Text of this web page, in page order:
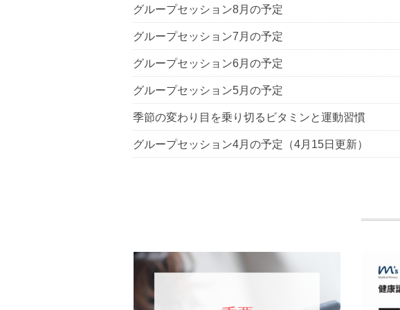
グループセッション8月の予定
グループセッション7月の予定
グループセッション6月の予定
グループセッション5月の予定
季節の変わり目を乗り切るビタミンと運動習慣
グループセッション4月の予定（4月15日更新）